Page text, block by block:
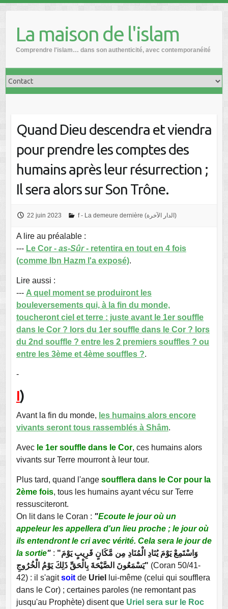
La maison de l'islam
Comprendre l'islam… dans son authenticité, avec contemporanéité
Quand Dieu descendra et viendra
pour prendre les comptes des
humains après leur résurrection ;
Il sera alors sur Son Trône.
22 juin 2023 f - La demeure dernière (الدار الآخرة)
A lire au préalable :
--- Le Cor - as-Sûr- retentira en tout en 4 fois
(comme Ibn Hazm l'a exposé).
Lire aussi :
--- A quel moment se produiront les
bouleversements qui, à la fin du monde,
toucheront ciel et terre : juste avant le 1er souffle
dans le Cor ? lors du 1er souffle dans le Cor ? lors
du 2nd souffle ? entre les 2 premiers souffles ? ou
entre les 3ème et 4ème souffles ?.
-
I)
Avant la fin du monde, les humains alors encore
vivants seront tous rassemblés à Shâm.
Avec le 1er souffle dans le Cor, ces humains alors
vivants sur Terre mourront à leur tour.
Plus tard, quand l'ange soufflera dans le Cor pour la
2ème fois, tous les humains ayant vécu sur Terre
ressusciteront.
On lit dans le Coran : "Ecoute le jour où un
appeleur les appellera d'un lieu proche ; le jour où
ils entendront le cri avec vérité. Cela sera le jour de
la sortie": "وَاسْتَمِعْ يَوْمَ يُنَادِ الْمُنَادِ مِن مَّكَانٍ قَرِيبٍ يَوْمَ
يَسْمَعُونَ الصَّيْحَةَ بِالْحَقِّ ذَلِكَ يَوْمُ الْخُرُوجِ" (Coran 50/41-
42) : il s'agitsoit de Uriel
lui-même (celui qui soufflera
dans le Cor) ; certaines paroles (ne remontant pas
jusqu'au Prophète) disent que Uriel sera sur le Roc